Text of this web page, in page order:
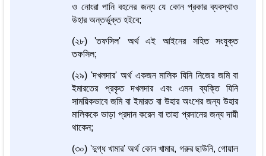
ও নোংরা পানি বহনের জন্য যে কোন প্রকার ব্যবস্থাও
উহার অন্তর্ভুক্ত হইবে;
(২৮) 'তফসিল' অর্থ এই আইনের সহিত সংযুক্ত
তফসিল;
(২৯) 'দখলদার' অর্থ একজন মালিক যিনি নিজের জমি বা
ইমারতের প্রকৃত দখলদার এবং এমন ব্যক্তি যিনি
সাময়িকভাবে জমি বা ইমারত বা উহার অংশের জন্য উহার
মালিককে ভাড়া প্রদান করেন বা তাহা প্রদানের জন্য দায়ী
থাকেন;
(৩০) 'দুগ্ধ খামার' অর্থ কোন খামার, গরুর ছাউনি, গোয়াল